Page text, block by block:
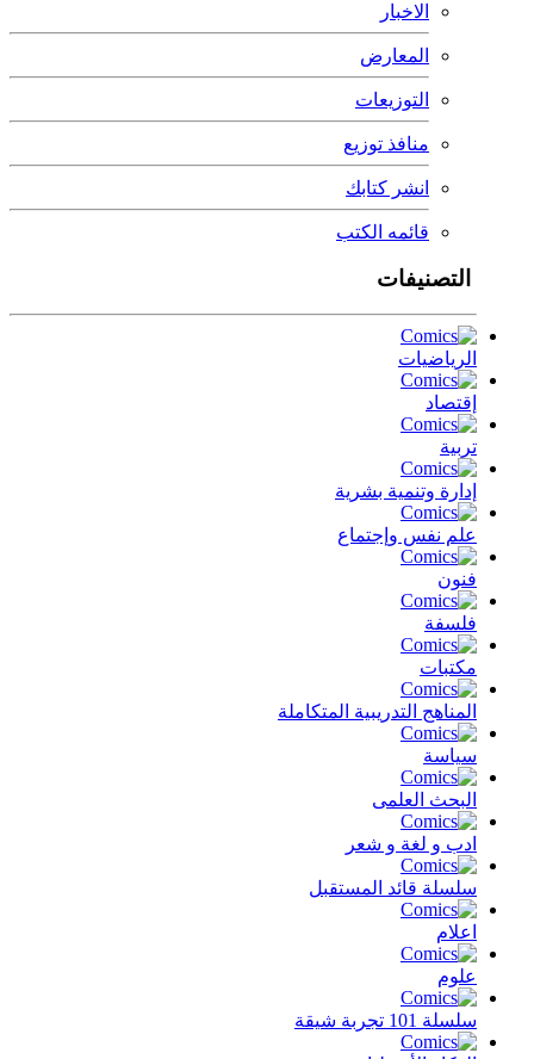
الاخبار
المعارض
التوزيعات
منافذ توزيع
انشر كتابك
قائمه الكتب
التصنيفات
الرياضيات
إقتصاد
تربية
إدارة وتنمية بشرية
علم نفس وإجتماع
فنون
فلسفة
مكتبات
المناهج التدريبية المتكاملة
سياسة
البحث العلمى
ادب و لغة و شعر
سلسلة قائد المستقبل
اعلام
علوم
سلسلة 101 تجربة شيقة